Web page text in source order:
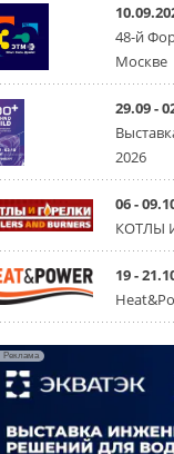
можно
С 1
30 ИЮЛЯ
Poti
Новинка
30 ИЮЛЯ
Краска
состав,
зимы
Частые
30 ИЮЛЯ
СИЭНПИ
новую
48-й
Москве
29.09 -
2026
06 -
КОТЛЫ
19 -
Реклама